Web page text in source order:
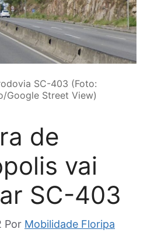
SC-403 (Foto:
Google Street View)
de
vai
SC-403
Por Mobilidade Floripa